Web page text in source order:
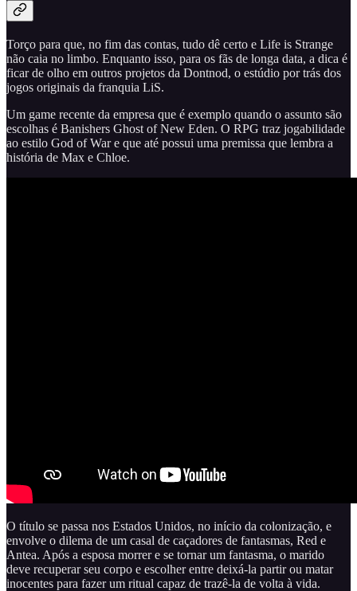
Torço para que, no fim das contas, tudo dê certo e Life is Strange
não caia no limbo. Enquanto isso, para os fãs de longa data, a dica é
ficar de olho em outros projetos da Dontnod, o estúdio por trás dos
jogos originais da franquia LiS.
Um game recente da empresa que é exemplo quando o assunto são
escolhas é Banishers Ghost of New Eden. O RPG traz jogabilidade
ao estilo God of War e que até possui uma premissa que lembra a
história de Max e Chloe.
O título se passa nos Estados Unidos, no início da colonização, e
envolve o dilema de um casal de caçadores de fantasmas, Red e
Antea. Após a esposa morrer e se tornar um fantasma, o marido
deve recuperar seu corpo e escolher entre deixá-la partir ou matar
inocentes para fazer um ritual capaz de trazê-la de volta à vida.